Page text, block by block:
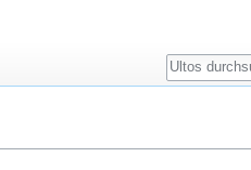
Suche